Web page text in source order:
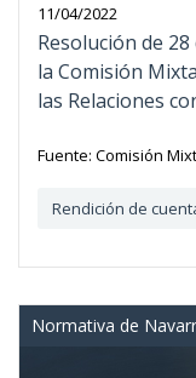
11/04/2022
Resolución de
la Comisión
las Relaciones
Fuente: Comisión
Rendición de
Normativa de